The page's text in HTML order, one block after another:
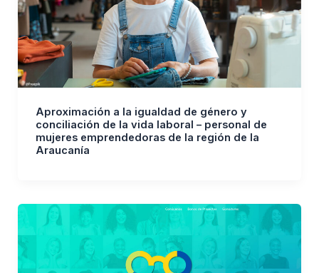
Aproximación a la igualdad de género y
conciliación de la vida laboral – personal de
mujeres emprendedoras de la región de la
Araucanía